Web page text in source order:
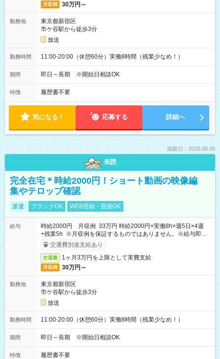
月収例 30万円～
勤務地
東京都新宿区
市ケ谷駅から徒歩3分
放送
勤務時間 11:00-20:00（休憩60分）実働8時間（残業少なめ！）
期間 即日～長期 ※開始日相談OK
特徴 履歴書不要
気になる！ 応募する 詳細へ
掲載日：2026.08.09
未読
完全在宅＊時給2000円！ショート動画の映像編
集やテロップ確認
派遣 ブランクOK WEB登録・面接OK
給与
時給2000円 月収例 33万円 時給2000円×実働8h×週5日×4週
+残業5h ※月収例を保証するものではありません。※給与即受
取りサービス利用可（利用条件有）
交通費別途支給あり
交通費 1ヶ月3万円を上限として実費支給
月収例 30万円～
勤務地
東京都新宿区
市ケ谷駅から徒歩3分
放送
勤務時間 11:00-20:00（休憩60分）実働8時間（残業少なめ！）
期間 即日～長期 ※開始日相談OK
特徴 履歴書不要